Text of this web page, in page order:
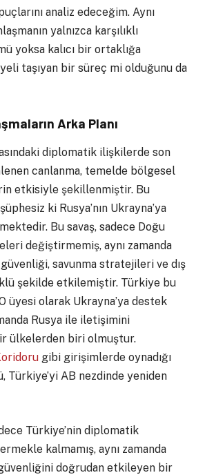
analiz edeceğim. Aynı
yalnızca karşılıklı
yoksa kalıcı bir ortaklığa
taşıyan bir süreç mi olduğunu da
Arka Planı
diplomatik ilişkilerde son
canlanma, temelde bölgesel
etkisiyle şekillenmiştir. Bu
ki Rusya’nın Ukrayna’ya
Bu savaş, sadece Doğu
değiştirmemiş, aynı zamanda
güvenliği, savunma stratejileri ve dış
şekilde etkilemiştir. Türkiye bu
üyesi olarak Ukrayna’ya destek
Rusya ile iletişimini
ülkelerden biri olmuştur.
gibi girişimlerde oynadığı
Türkiye’yi AB nezdinde yeniden
Türkiye’nin diplomatik
kalmamış, aynı zamanda
doğrudan etkileyen bir